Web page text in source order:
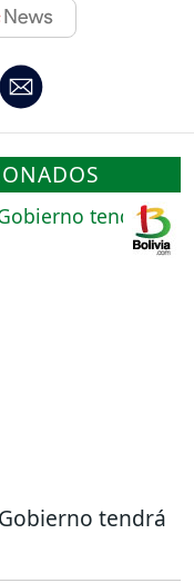
tendrá